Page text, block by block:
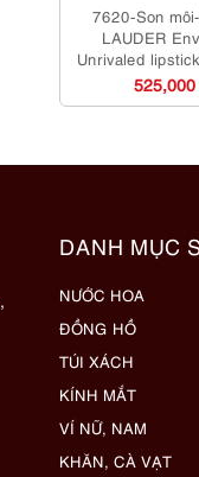
7620-Son
LAUDER
Unrivaled
dụng
DANH MỤC
NƯỚC HOA
ĐỒNG HỒ
TÚI XÁCH
KÍNH MẮT
VÍ NỮ, NAM
KHĂN, CÀ VẠT